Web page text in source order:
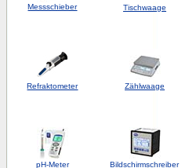
Messschieber Tischwaage
Refraktometer Zählwaage
pH-Meter Bildschirmschreiber